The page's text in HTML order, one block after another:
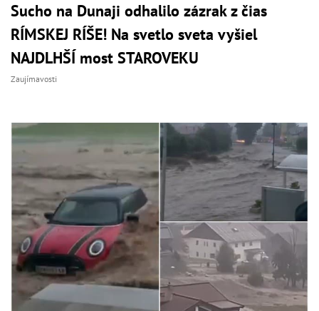
Sucho na Dunaji odhalilo zázrak z čias
RÍMSKEJ RÍŠE! Na svetlo sveta vyšiel
NAJDLHŠÍ most STAROVEKU
Zaujímavosti